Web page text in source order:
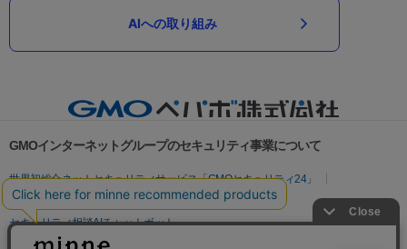
AIへの取り組み
GMOインターネットグループのセキュリティ事業について
世界初総合ネットセキュリティサービス「GMOセキュリティ24」
パスワード漏洩診断
Webサイトリスク診断
セキュリティ相談AIチャットボット
実在証明・盗聴対策